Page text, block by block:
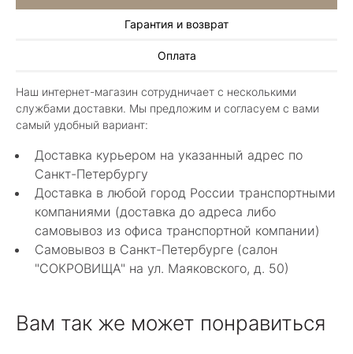
Гарантия и возврат
Оплата
Наш интернет-магазин сотрудничает с несколькими
службами доставки. Мы предложим и согласуем с вами
самый удобный вариант:
Доставка курьером на указанный адрес по
Санкт-Петербургу
Доставка в любой город России транспортными
компаниями (доставка до адреса либо
самовывоз из офиса транспортной компании)
Самовывоз в Санкт-Петербурге (салон
"СОКРОВИЩА" на ул. Маяковского, д. 50)
Вам так же может понравиться
Алла Майорова
Классные изделия, оригинальные не похожие
в других магазинах. Сотрудники очень
грамотные специалисты в своем деле помогли
с выбором.
Показать полностью
Нелли Г.
4 мая 2025
Каждый раз бывая на Большой Конюшенной
12 в Санкт-Петербурге посещаю этот
феи-специалисты" помогут определиться с
выбором ! Украшения из этого бутика